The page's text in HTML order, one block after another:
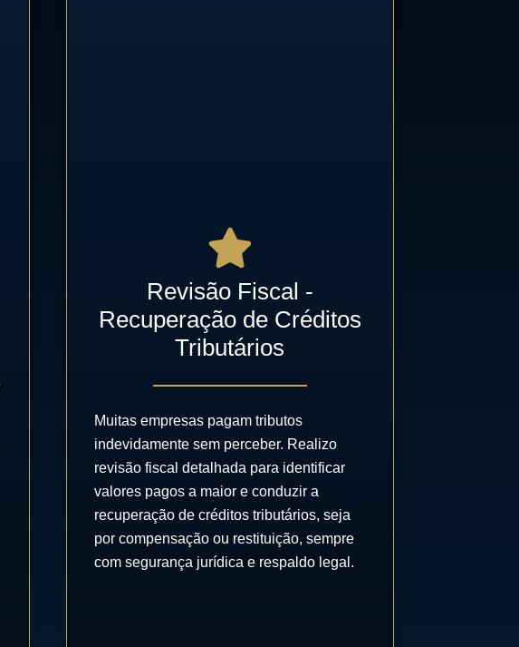
Revisão Fiscal -
Recuperação de Créditos
Tributários
Muitas empresas pagam tributos
indevidamente sem perceber. Realizo
revisão fiscal detalhada para identificar
valores pagos a maior e conduzir a
recuperação de créditos tributários, seja
por compensação ou restituição, sempre
com segurança jurídica e respaldo legal.